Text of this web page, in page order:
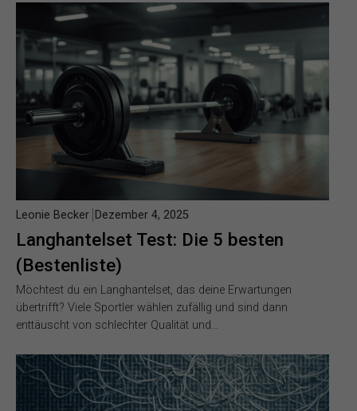
Langhantelset Test: Die 5 besten
(Bestenliste)
Leonie Becker Dezember 4, 2025
Möchtest du ein Langhantelset, das deine Erwartungen
übertrifft? Viele Sportler wählen zufällig und sind dann
enttäuscht von schlechter Qualität und…